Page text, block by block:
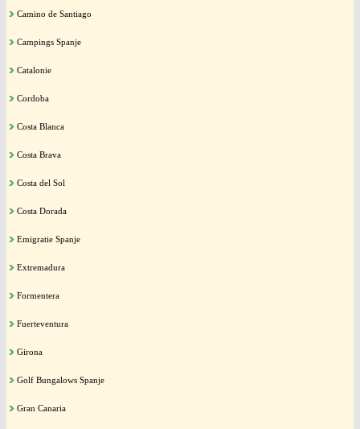
Camino de Santiago
Campings Spanje
Catalonie
Cordoba
Costa Blanca
Costa Brava
Costa del Sol
Costa Dorada
Emigratie Spanje
Extremadura
Formentera
Fuerteventura
Girona
Golf Bungalows Spanje
Gran Canaria